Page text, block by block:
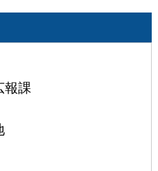
報課
地